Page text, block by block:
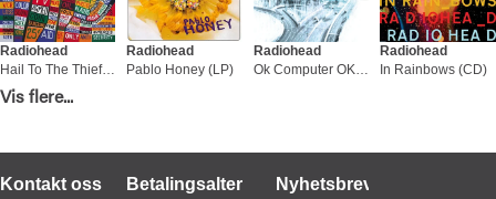
Kjøp
Radiohead
Hail To The Thief (2LP)
449,-
Radiohead
Pablo Honey (LP)
Radiohead
Radiohead
In Rainbows (CD)
Vis flere...
Kontakt oss BetalingsalternativerNyhetsbrev